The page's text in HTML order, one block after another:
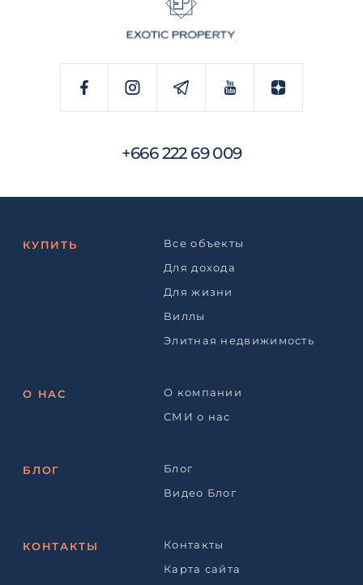
+666 222 69 009
КУПИТЬ
Все объекты
Для дохода
Для жизни
Виллы
Элитная недвижимость
О НАС
О компании
СМИ о нас
БЛОГ
Блог
Видео Блог
КОНТАКТЫ
Контакты
Карта сайта